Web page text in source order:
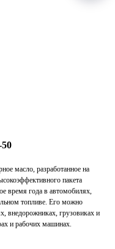
масло, разработанное на
пакета
время года в автомобилях,
топливе. Его можно
внедорожниках, грузовиках и
и рабочих машинах.